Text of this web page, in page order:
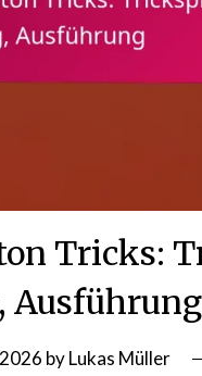
Tricks:
Ausführung
byLukas Müller